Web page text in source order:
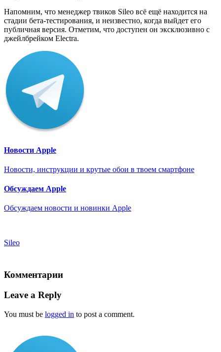
Напомним, что менеджер твиков Sileo всё ещё находится на
стадии бета-тестирования, и неизвестно, когда выйдет его
публичная версия. Отметим, что доступен он эксклюзивно с
джейлбрейком Electra.
Новости Apple
Новости, инструкции и крутые обои в твоем смартфоне
Обсуждаем Apple
Обсуждаем новости и новинки Apple
Sileo
Комментарии
Leave a Reply
You must be logged in to post a comment.